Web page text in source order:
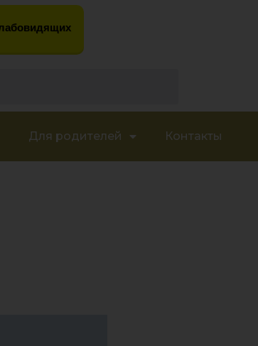
Для родителей Контакты